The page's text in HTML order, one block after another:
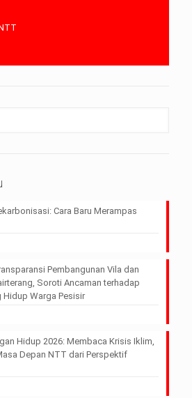
Cara Baru Merampas
Pembangunan Vila dan
Soroti Ancaman terhadap
Hidup Warga Pesisir
Hidup 2026: Membaca Krisis Iklim,
Depan NTT dari Perspektif